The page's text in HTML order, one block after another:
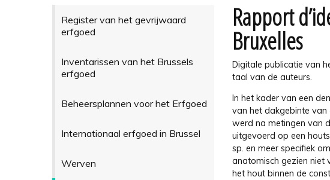
Register van het gevrijwaard
erfgoed
Inventarissen van het Brussels
erfgoed
Beheersplannen voor het Erfgoed
Internationaal erfgoed in Brussel
Werven
Rapport
Bruxelles
Digitale publicatie van
taal van de auteurs.
In het kader van een
van het dakgebinte van
werd na metingen van
uitgevoerd op een
sp. en meer specifiek
anatomisch gezien niet
het hout binnen de